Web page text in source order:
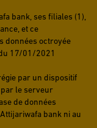
bank, ses filiales (1),
et ce
données octroyée
17/01/2021
par un dispositif
le serveur
de données
bank ni au